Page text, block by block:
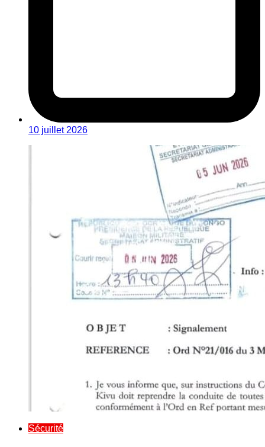
10 juillet 2026
Sécurité